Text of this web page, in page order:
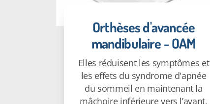
Orthèses d'avancée
mandibulaire - OAM
Elles réduisent les symptômes et
les effets du syndrome d'apnée
du sommeil en maintenant la
mâchoire inférieure vers l’avant.